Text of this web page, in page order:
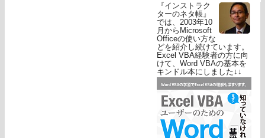
『インストラク
ターのネタ帳』
では、2003年10
月からMicrosoft
Officeの使い方な
どを紹介し続けています。
Excel VBA経験者の方に向
けて、Word VBAの基本を
キンドル本にしました↓↓